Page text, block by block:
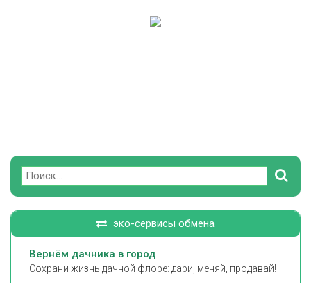
Поиск
эко-сервисы обмена
Вернём дачника в город
Сохрани жизнь дачной флоре: дари, меняй, продавай!